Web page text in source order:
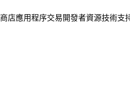
商店應用程序交易開發者資源技術支